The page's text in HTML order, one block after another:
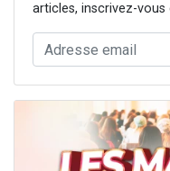
articles, inscrivez-vous